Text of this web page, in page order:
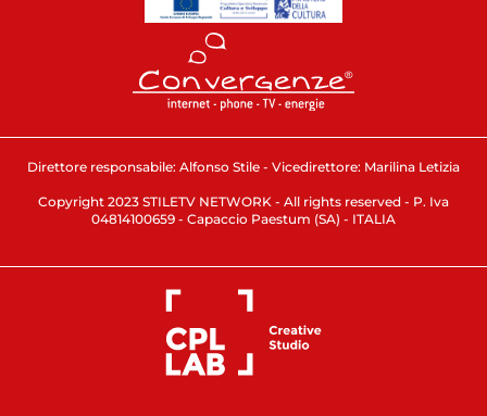
Direttore responsabile: Alfonso Stile - Vicedirettore: Marilina Letizia
Copyright 2023 STILETV NETWORK - All rights reserved - P. Iva
04814100659 - Capaccio Paestum (SA) - ITALIA